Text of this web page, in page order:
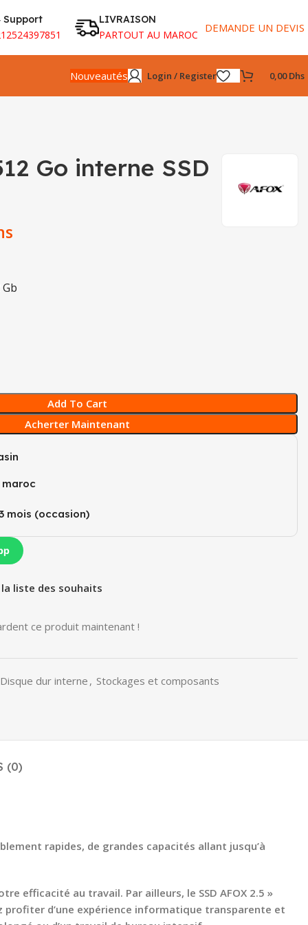
Support LIVRAISON
PARTOUT AU MAROC DEMANDE UN DEVIS
Nouveautés Login / Register 0,00Dhs
Go interne SSD
Add To Cart
Acherter Maintenant
mois (occasion)​
liste des souhaits
ce produit maintenant !
Disque dur interne , Stockages et composants
(0)
rapides, de grandes capacités allant jusqu’à
efficacité au travail. Par ailleurs, le SSD AFOX 2.5 »
profiter d’une expérience informatique transparente et